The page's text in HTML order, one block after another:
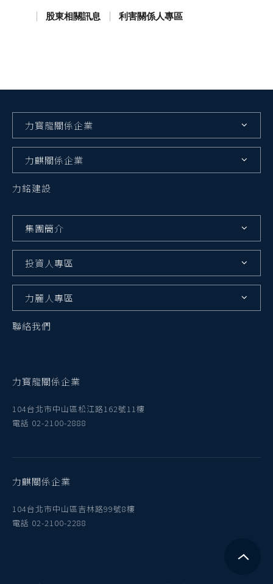
股東相關訊息 利害關係人專區
力寳龍關係企業
力麒關係企業
力銘建設
集團簡介
投資人專區
力麗人專區
聯絡我們
力寳龍關係企業
104台北市中山區松江路162號11樓
電話 02-2100-2888
力麒關係企業
104台北市中山區吉林路99號8樓
電話 02-2100-2288